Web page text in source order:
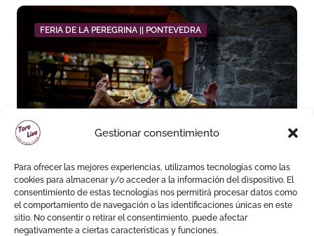
Gestionar consentimiento
Para ofrecer las mejores experiencias, utilizamos tecnologías como las
cookies para almacenar y/o acceder a la información del dispositivo. El
consentimiento de estas tecnologías nos permitirá procesar datos como
el comportamiento de navegación o las identificaciones únicas en este
sitio. No consentir o retirar el consentimiento, puede afectar
negativamente a ciertas características y funciones.
FERIA DE LA PEREGRINA || PONTEVEDRA
Daniel Luque toma el mando
en Pontevedra con tres orejas
y una Puerta Grande de peso